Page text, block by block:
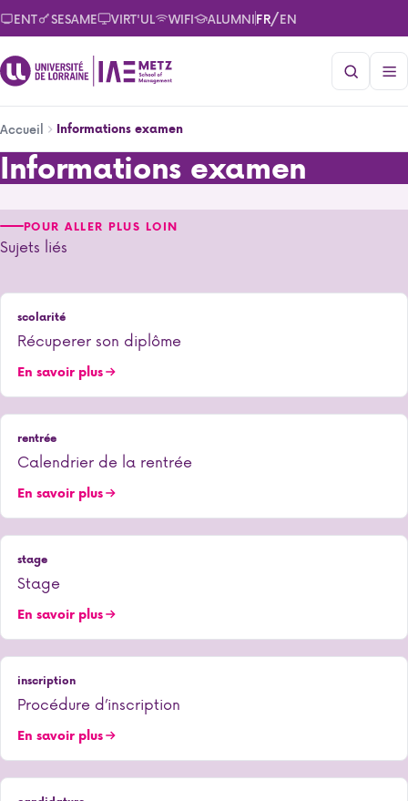
Aller
au
contenu
principal
ENT SESAME VIRT'UL WIFI ALUMNIFR/EN
d'Ariane
Accueil Informations examen
Informations examen
Informations examen
POUR ALLER PLUS LOIN
Sujets liés
scolarité
Récuperer son diplôme
En savoir plus
rentrée
Calendrier de la rentrée
En savoir plus
stage
Stage
En savoir plus
inscription
Procédure d’inscription
En savoir plus